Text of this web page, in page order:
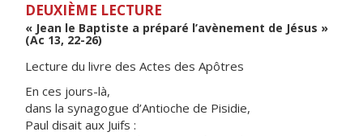
DEUXIÈME LECTURE
« Jean le Baptiste a préparé l’avènement de Jésus »
(Ac 13, 22-26)
Lecture du livre des Actes des Apôtres
En ces jours-là,
dans la synagogue d’Antioche de Pisidie,
Paul disait aux Juifs :